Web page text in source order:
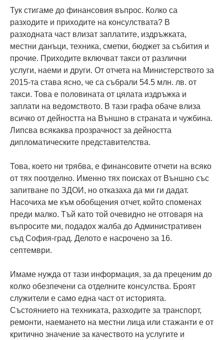
Тук стигаме до финансовия въпрос. Колко са
разходите и приходите на консулствата? В
разходната част влизат заплатите, издръжката,
местни данъци, техника, сметки, бюджет за събития и
прочие. Приходите включват такси от различни
услуги, наеми и други. От отчета на Министерството за
2015-та става ясно, че са събрали 54.5 млн. лв. от
такси. Това е половината от цялата издръжка и
заплати на ведомството. В тази графа обаче влиза
всичко от дейността на Външно в страната и чужбина.
Липсва всякаква прозрачност за дейността
дипломатическите представителства.
Това, което ни трябва, е финансовите отчети на всяко
от тях поотделно. Именно тях поисках от Външно със
запитване по ЗДОИ, но отказаха да ми ги дадат.
Насочиха ме към обобщения отчет, който споменах
преди малко. Тъй като той очевидно не отговаря на
въпросите ми, подадох жалба до Административен
съд София-град. Делото е насрочено за 16.
септември.
Имаме нужда от тази информация, за да преценим до
колко обезпечени са отделните консулства. Броят
служители е само една част от историята.
Състоянието на техниката, разходите за транспорт,
ремонти, наемането на местни лица или стажанти е от
критично значение за качеството на услугите и